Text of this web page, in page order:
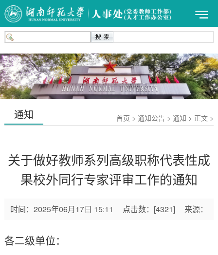
通知 首页 > 通知公告 > 通知 > 正文 >
关于做好教师系列高级职称代表性成
果校外同行专家评审工作的通知
时间： 2025年06月17日 15:11 点击数： [4321] 来源：
各二级单位：